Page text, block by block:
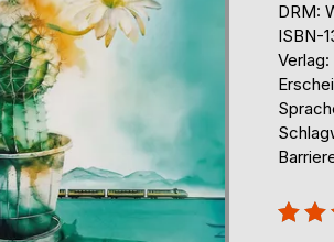
DRM:
ISBN-